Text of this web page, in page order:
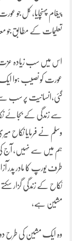
پیغام پہنچایا، کل جو
تعلیمات کے مطابق جو
اس میں سب زیادہ عزت
عورت کو نصیب ہوا
گئی،انسانیت پر سب سے
سے زندگی کے بجائے نکاح
وسلم نے فرمایا
ہم میں سے نہیں، آج کی
طرف یورپ کا مادر پدر
نکاح کے زندگی گزار
مشین ہے،
وہ ایک مشین کی طرح